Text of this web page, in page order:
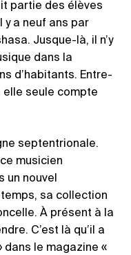
partie des élèves
y a neuf ans par
Jusque-là, il n’y
dans la
d’habitants. Entre-
elle seule compte
septentrionale.
musicien
un nouvel
sa collection
À présent à la
C’est là qu’il a
dans le magazine «